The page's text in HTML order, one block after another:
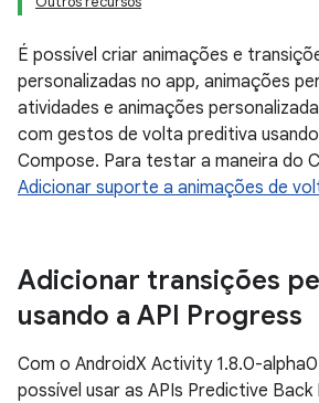
É possível criar animações e
personalizadas no app, animações
atividades e animações
com gestos de volta preditiva
Compose. Para testar a maneira do
Adicionar suporte a animações de
Adicionar transições
usando a API Progress
Com o AndroidX Activity 1.8.0-
possível usar as APIs Predictive